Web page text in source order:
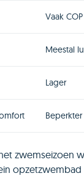
Vaak
Meestal
Lager
zwemseizoen